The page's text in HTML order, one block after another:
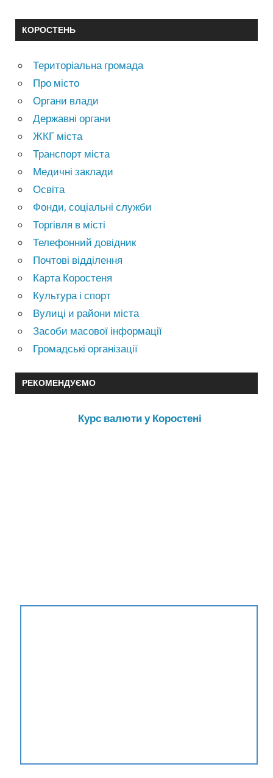
КОРОСТЕНЬ
Територіальна громада
Про місто
Органи влади
Державні органи
ЖКГ міста
Транспорт міста
Медичні заклади
Освіта
Фонди, соціальні служби
Торгівля в місті
Телефонний довідник
Почтові відділення
Карта Коростеня
Культура і спорт
Вулиці и райони міста
Засоби масової інформації
Громадські організації
РЕКОМЕНДУЄМО
Курс валюти у Коростені